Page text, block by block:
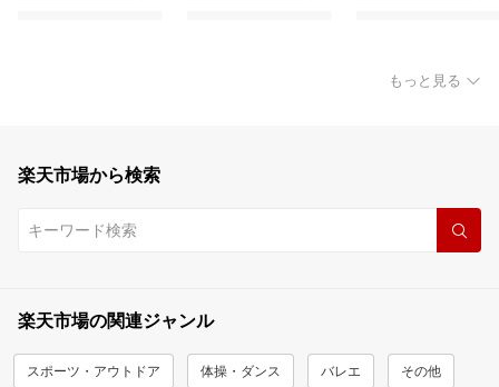
もっと見る
楽天市場から検索
楽天市場の関連ジャンル
スポーツ・アウトドア 体操・ダンス バレエ その他